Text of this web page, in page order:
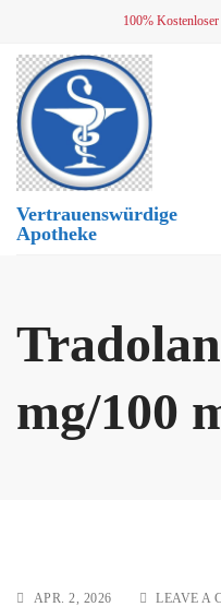
content
100%
Vertrauenswürdige
Apotheke
mg/100
APR. 2, 2026 LEAVE A